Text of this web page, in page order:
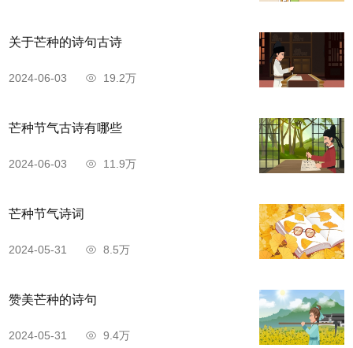
关于芒种的诗句古诗
2024-06-03 19.2万
芒种节气古诗有哪些
2024-06-03 11.9万
芒种节气诗词
2024-05-31 8.5万
赞美芒种的诗句
2024-05-31 9.4万